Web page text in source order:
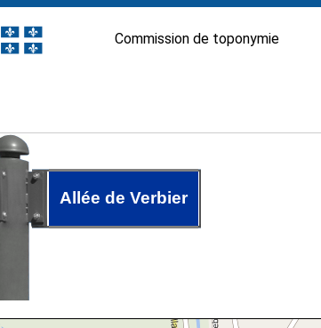
Commission de toponymie
Allée de Verbier